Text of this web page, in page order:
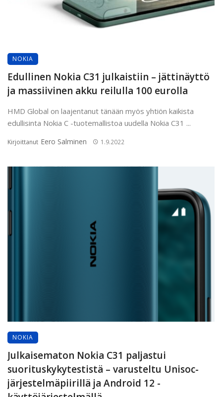
NOKIA
Edullinen Nokia C31 julkaistiin – jättinäyttö
ja massiivinen akku reilulla 100 eurolla
HMD Global on laajentanut tänään myös yhtiön kaikista
edullisinta Nokia C -tuotemallistoa uudella Nokia C31 ...
Kirjoittanut Eero Salminen 1.9.2022
NOKIA
Julkaisematon Nokia C31 paljastui
suorituskykytestistä – varusteltu Unisoc-
järjestelmäpiirillä ja Android 12 -